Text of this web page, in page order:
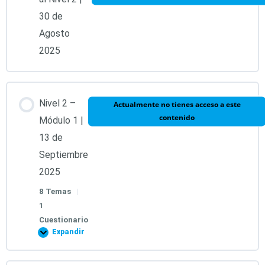
30 de
Agosto
2025
Nivel 2 –
Módulo 1 |
13 de
Septiembre
2025
8 Temas
|
1
Cuestionario
Actualmente no tienes acceso a este
contenido
Expandir